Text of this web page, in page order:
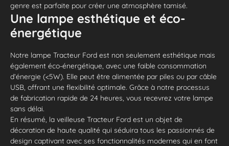
genre est parfaite pour créer une atmosphère tamisé.
Une lampe esthétique et éco-
énergétique
Notre lampe Tracteur Ford est non seulement esthétique mais
également éco-énergétique, avec une faible consommation
d’énergie (<5W). Elle peut être alimentée par piles ou par câble
USB, offrant une flexibilité optimale. Grâce à notre processus
de fabrication rapide de 24 heures, vous recevrez votre lampe
sans délai.
En résumé, la veilleuse Tracteur Ford est un objet de
décoration de haute qualité qui séduira tous les passionnés de
design captivant avec ses fonctionnalités modernes qui en font